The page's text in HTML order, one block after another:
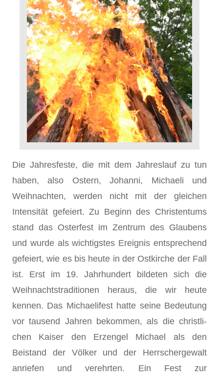
Die Jahresfeste, die mit dem Jahres­lauf zu tun
haben, also Ostern, Johanni, Michaeli und
Weihnachten, wer­den nicht mit der gleichen
Intensität gefeiert. Zu Beginn des Christentums
stand das Osterfest im Zentrum des Glaubens
und wurde als wichtigstes Ereignis entsprechend
gefeiert, wie es bis heute in der Ostkirche der Fall
ist. Erst im 19. Jahrhundert bildeten sich die
Weihnachtstraditionen heraus, die wir heute
kennen. Das Michaelifest hatte seine Bedeutung
vor tausend Jahren bekommen, als die christli­
chen Kaiser den Erzengel Michael als den
Beistand der Völker und der Herrschergewalt
anriefen und verehrten. Ein Fest zur